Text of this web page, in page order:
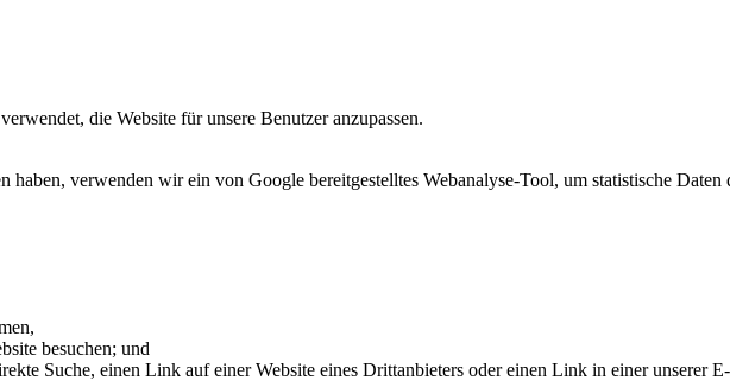
die Website für unsere Benutzer anzupassen.
verwenden wir ein von Google bereitgestelltes Webanalyse-Tool, um statistische Daten
besuchen; und
Suche, einen Link auf einer Website eines Drittanbieters oder einen Link in einer unserer